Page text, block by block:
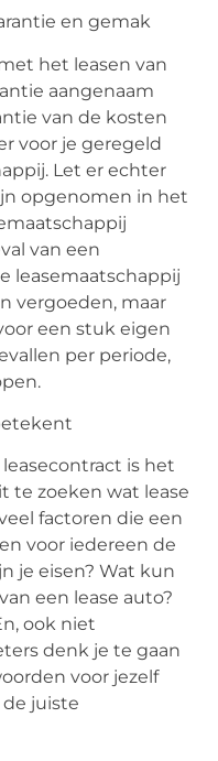
en gemak
het leasen van
aangenaam
van de kosten
voor je geregeld
Let er echter
opgenomen in het
van een
leasemaatschappij
vergoeden, maar
een stuk eigen
per periode,
is het
te zoeken wat lease
factoren die een
voor iedereen de
je eisen? Wat kun
een lease auto?
ook niet
denk je te gaan
voor jezelf
juiste